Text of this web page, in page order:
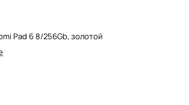
Pad 6 8/256Gb, золотой